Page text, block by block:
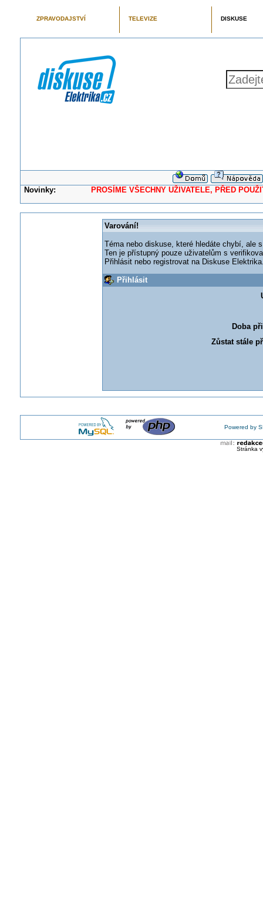
ZPRAVODAJSTVÍ TELEVIZE DISKUSE
Novinky: PROSÍME VŠECHNY UŽIVATELE, PŘED
Varování!
Téma nebo diskuse, které hledáte chybí, ale
Ten je přístupný pouze uživatelům s
Přihlásit nebo registrovat na Diskuse
Přihlásit
Doba
Zůstat stále
Powered by
Stránka